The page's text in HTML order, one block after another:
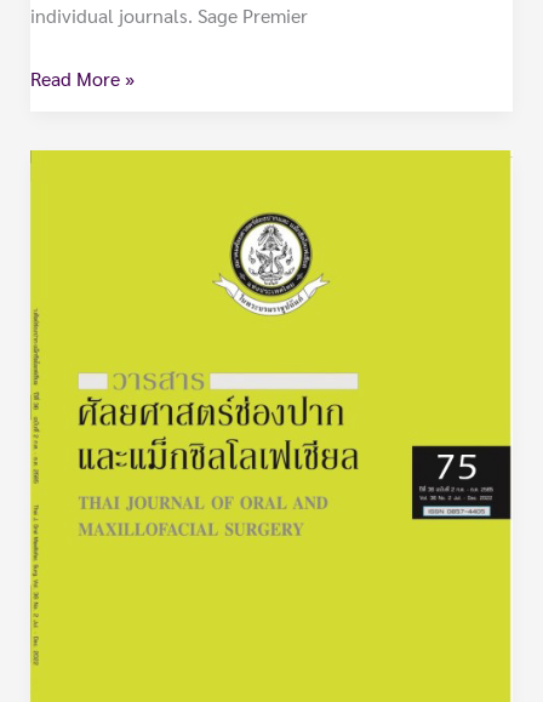
individual journals. Sage Premier
Read More »
วารสาร
แม็ก
ซิลโลเฟ
เชีย
ล